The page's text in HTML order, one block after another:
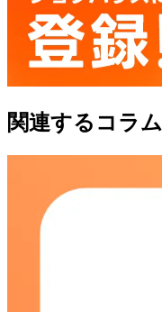
関連するコラム